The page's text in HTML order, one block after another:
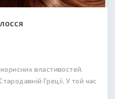
властивостей.
Греції. У той час